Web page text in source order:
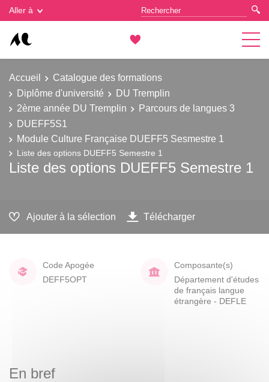
Aller à
Accueil
Catalogue des formations
Diplôme d'université
DU Tremplin
2ème année DU Tremplin
Parcours de langues 3
DUEFF5S1
Module Culture Française DUEFF5 Sesmestre 1
Liste des options DUEFF5 Semestre 1
Liste des options DUEFF5 Semestre 1
Ajouter à la sélection Télécharger
Code Apogée
DEFF5OPT
Composante(s)
Département d'études
de français langue
étrangère - DEFLE
En bref
Gestion des cookies